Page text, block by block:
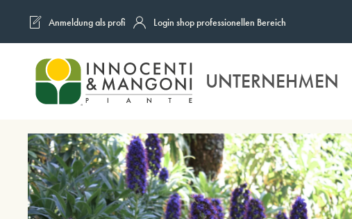
Skip to main content
Anmeldung als profi Login shop professionellen Bereich
UNTERNEHMEN